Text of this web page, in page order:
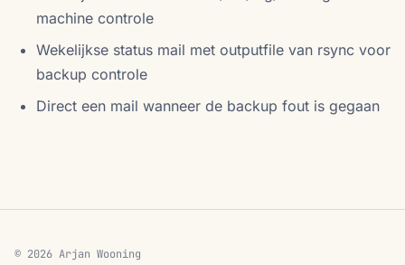
machine controle
Wekelijkse status mail met outputfile van rsync voor
backup controle
Direct een mail wanneer de backup fout is gegaan
© 2026 Arjan Wooning